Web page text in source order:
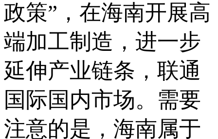
政策”，在海南开展高
端加工制造，进一步
延伸产业链条，联通
国际国内市场。需要
注意的是，海南属于